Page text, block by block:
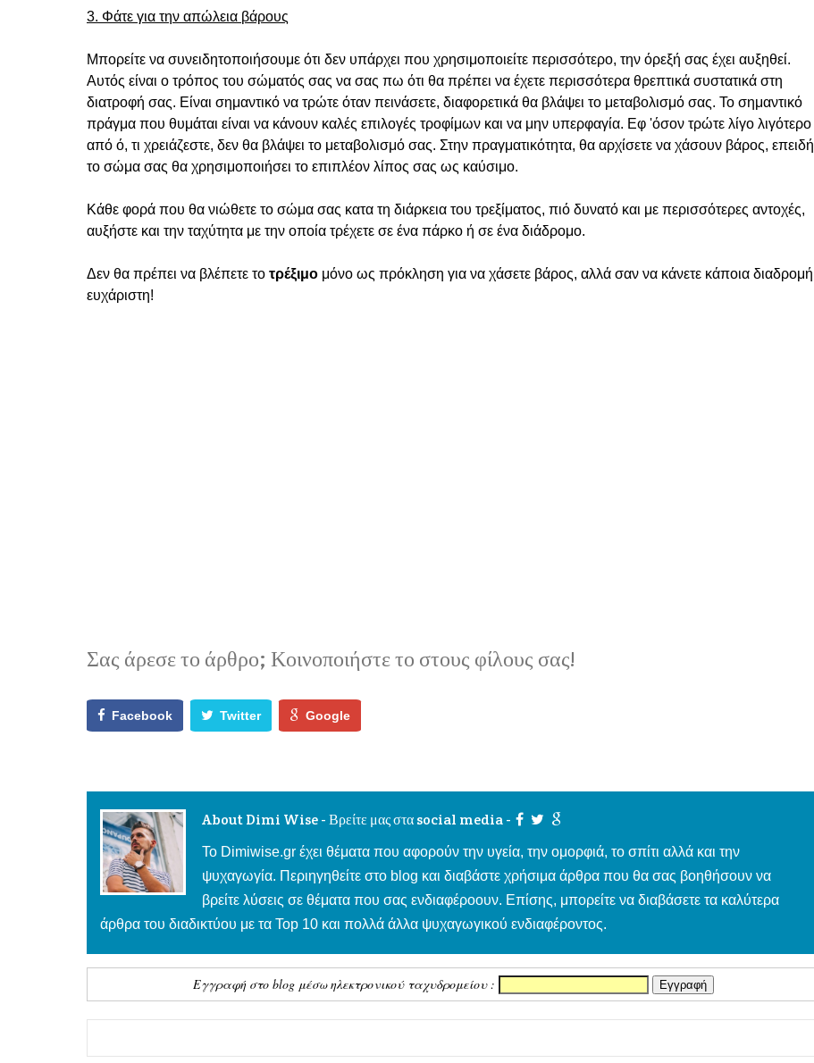
3. Φάτε για την απώλεια βάρους
Μπορείτε να συνειδητοποιήσουμε ότι δεν υπάρχει που χρησιμοποιείτε περισσότερο, την όρεξή σας έχει αυξηθεί.
Αυτός είναι ο τρόπος του σώματός σας να σας πω ότι θα πρέπει να έχετε περισσότερα θρεπτικά συστατικά στη
διατροφή σας. Είναι σημαντικό να τρώτε όταν πεινάσετε, διαφορετικά θα βλάψει το μεταβολισμό σας. Το σημαντικό
πράγμα που θυμάται είναι να κάνουν καλές επιλογές τροφίμων και να μην υπερφαγία. Εφ 'όσον τρώτε λίγο λιγότερο
από ό, τι χρειάζεστε, δεν θα βλάψει το μεταβολισμό σας. Στην πραγματικότητα, θα αρχίσετε να χάσουν βάρος, επειδή
το σώμα σας θα χρησιμοποιήσει το επιπλέον λίπος σας ως καύσιμο.
Κάθε φορά που θα νιώθετε το σώμα σας κατα τη διάρκεια του τρεξίματος, πιό δυνατό και με περισσότερες αντοχές,
αυξήστε και την ταχύτητα με την οποία τρέχετε σε ένα πάρκο ή σε ένα διάδρομο.
Δεν θα πρέπει να βλέπετε το τρέξιμο μόνο ως πρόκληση για να χάσετε βάρος, αλλά σαν να κάνετε κάποια διαδρομή
ευχάριστη!
Σας άρεσε το άρθρο; Κοινοποιήστε το στους φίλους σας!
Facebook Twitter Google
About Dimi Wise - Βρείτε μας στα social media -
To Dimiwise.gr έχει θέματα που αφορούν την υγεία, την ομορφιά, το σπίτι αλλά και την
ψυχαγωγία. Περιηγηθείτε στο blog και διαβάστε χρήσιμα άρθρα που θα σας βοηθήσουν να
βρείτε λύσεις σε θέματα που σας ενδιαφέροουν. Επίσης, μπορείτε να διαβάσετε τα καλύτερα
άρθρα του διαδικτύου με τα Top 10 και πολλά άλλα ψυχαγωγικού ενδιαφέροντος.
Εγγραφή στο blog μέσω ηλεκτρονικού ταχυδρομείου :